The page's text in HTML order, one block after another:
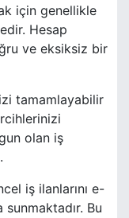
için genellikle
Hesap
ve eksiksiz bir
tamamlayabilir
olan iş
iş ilanlarını e-
Bu